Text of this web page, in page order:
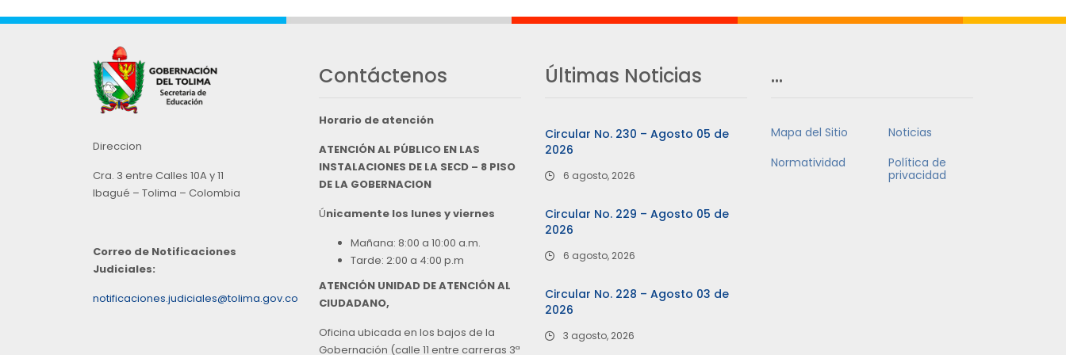
Direccion
Cra. 3 entre Calles 10A y 11
Ibagué – Tolima – Colombia
Correo de Notificaciones
Judiciales:
notificaciones.judiciales@tolima.gov.co
Contáctenos
Horario de atención
ATENCIÓN AL PÚBLICO EN LAS
INSTALACIONES DE LA SECD – 8 PISO
DE LA GOBERNACION
Únicamente los lunes y viernes
Mañana: 8:00 a 10:00 a.m.
Tarde: 2:00 a 4:00 p.m
ATENCIÓN UNIDAD DE ATENCIÓN AL
CIUDADANO,
Oficina ubicada en los bajos de la
Gobernación (calle 11 entre carreras 3ª
Últimas Noticias
Circular No. 230 – Agosto 05 de
2026
6 agosto, 2026
Circular No. 229 – Agosto 05 de
2026
6 agosto, 2026
Circular No. 228 – Agosto 03 de
2026
3 agosto, 2026
…
Mapa del Sitio
Noticias
Normatividad
Política de
privacidad